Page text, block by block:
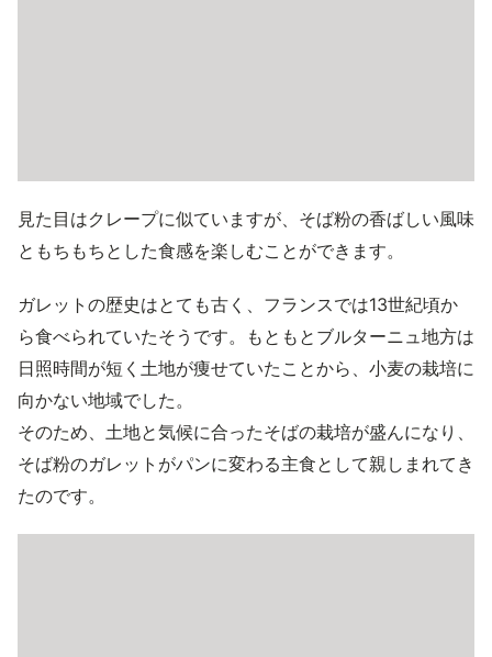
見た目はクレープに似ていますが、そば粉の香ばしい風味
ともちもちとした食感を楽しむことができます。
ガレットの歴史はとても古く、フランスでは13世紀頃か
ら食べられていたそうです。もともとブルターニュ地方は
日照時間が短く土地が痩せていたことから、小麦の栽培に
向かない地域でした。
そのため、土地と気候に合ったそばの栽培が盛んになり、
そば粉のガレットがパンに変わる主食として親しまれてき
たのです。